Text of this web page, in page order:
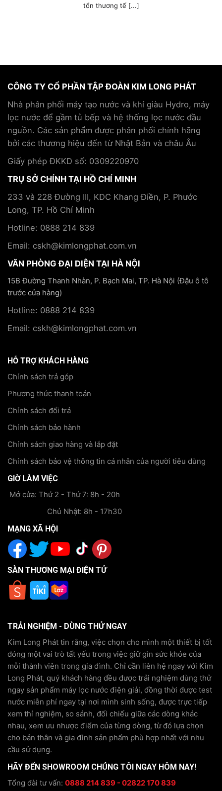
tổn thương tế [...]
CÔNG TY CỔ PHẦN TẬP ĐOÀN KIM LONG PHÁT
Nhà phân phối máy tạo nước và khí giàu Hydro, máy
lọc nước để gầm tủ bếp và hệ thống lọc nước đầu
nguồn. Các sản phẩm được phân phối chính hãng
bởi các thương hiệu đến từ Nhật Bản và châu Âu
Giấy phép ĐKKD số: 0309220970
TRỤ SỞ CHÍNH TẠI HỒ CHÍ MINH
233 và 228 Đường III, KDC Khang Điền, P. Phước
Long, TP. Hồ Chí Minh
Hotline: 0888 214 839
Email: cskh@kimlongphat.com.vn
VĂN PHÒNG ĐẠI DIỆN TẠI HÀ NỘI
15B Đường Thanh Nhàn, P. Bạch Mai, TP. Hà Nội (Đậu ô tô
trước cửa hàng)
Hotline: 0888 214 839
Email: cskh@kimlongphat.com.vn
HỖ TRỢ KHÁCH HÀNG
Chính sách trả góp
Phương thức thanh toán
Chính sách đổi trả
Chính sách bảo hành
Chính sách giao hàng và lắp đặt
Chính sách bảo vệ thông tin cá nhân của người tiêu dùng
GIỜ LÀM VIỆC
Mở cửa: Thứ 2 - Thứ 7: 8h - 20h
Chủ Nhật: 8h - 17h30
MẠNG XÃ HỘI
SÀN THƯƠNG MẠI ĐIỆN TỬ
TRẢI NGHIỆM - DÙNG THỬ NGAY
Kim Long Phát tin rằng, việc chọn cho mình một thiết bị tốt
đóng một vai trò tất yếu trong việc giữ gìn sức khỏe của
mỗi thành viên trong gia đình. Chỉ cần liên hệ ngay với Kim
Long Phát, quý khách hàng đều được trải nghiệm dùng thử
ngay sản phẩm máy lọc nước điện giải, đồng thời được test
nước miễn phí ngay tại nơi mình sinh sống, được trực tiếp
xem thí nghiệm, so sánh, đối chiếu giữa các dòng khác
nhau, xem ưu nhược điểm của từng dòng, từ đó lựa chọn
cho bản thân và gia đình sản phẩm phù hợp nhất với nhu
cầu sử dụng.
HÃY ĐẾN SHOWROOM CHÚNG TÔI NGAY HÔM NAY!
Tổng đài tư vấn: 0888 214 839 - 02822 170 839